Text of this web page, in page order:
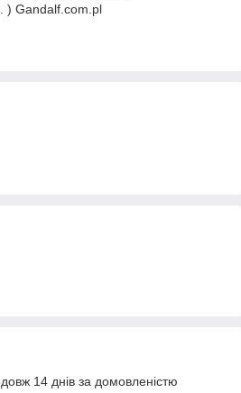
) Gandalf.com.pl
14 днів за домовленістю